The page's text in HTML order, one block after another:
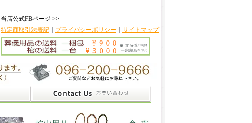
当店公式FBページ >>
特定商取引法表記
プライバシーポリシー サイトマップ